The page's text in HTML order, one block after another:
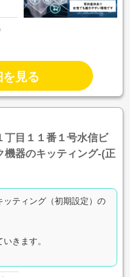
を見る
丁目１１番１号水信ビ
機器のキッティング-(正
ッティング（初期設定）の
きます。